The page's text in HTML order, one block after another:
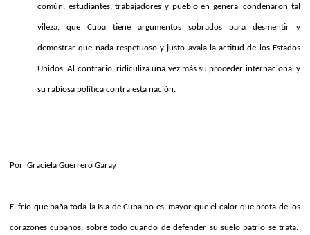
común, estudiantes, trabajadores y pueblo en general condenaron tal
vileza, que Cuba tiene argumentos sobrados para desmentir y
demostrar que nada respetuoso y justo avala la actitud de los Estados
Unidos. Al contrario, ridiculiza una vez más su proceder internacional y
su rabiosa política contra esta nación.
Por Graciela Guerrero Garay
El frío que baña toda la Isla de Cuba no es mayor que el calor que brota de los
corazones cubanos, sobre todo cuando de defender su suelo patrio se trata.